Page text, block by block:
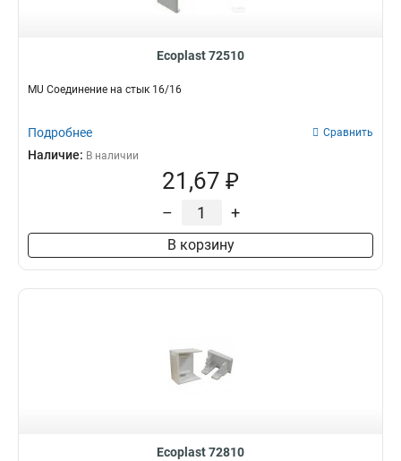
Ecoplast 72510
MU Соединение на стык 16/16
Подробнее Сравнить
Наличие: В наличии
21,67 ₽
– +
В корзину
Ecoplast 72810